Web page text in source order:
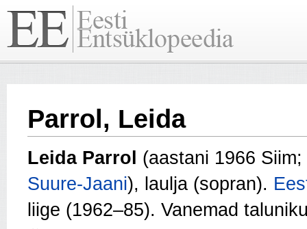
Parrol, Leida
Leida Parrol (aastani 1966
Suure‑Jaani), laulja (sopran).
liige (1962–85). Vanemad